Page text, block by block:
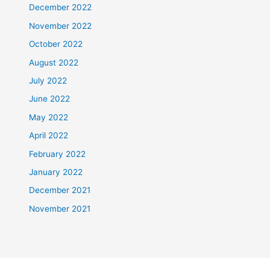
December 2022
November 2022
October 2022
August 2022
July 2022
June 2022
May 2022
April 2022
February 2022
January 2022
December 2021
November 2021